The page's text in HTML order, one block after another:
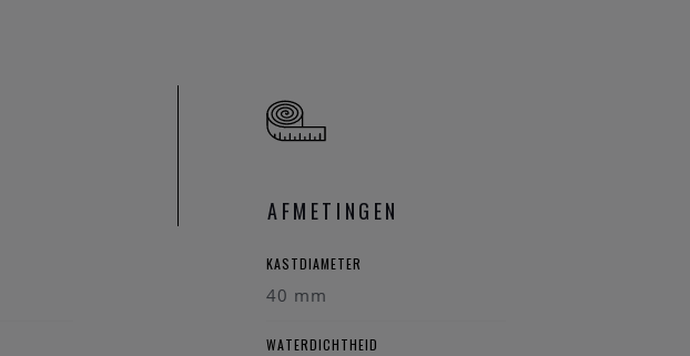
AFMETINGEN
KASTDIAMETER
40 mm
WATERDICHTHEID